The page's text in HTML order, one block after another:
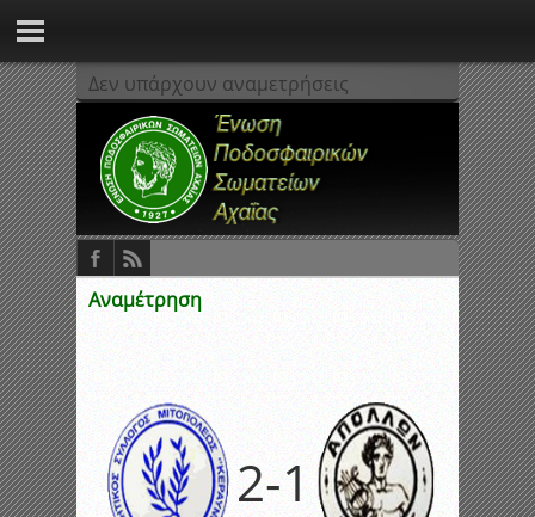
Δεν υπάρχουν αναμετρήσεις
Αναμέτρηση
2-1